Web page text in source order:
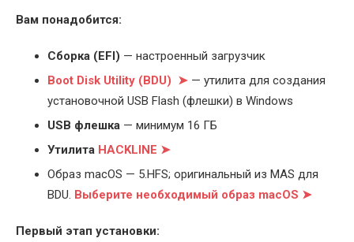
Вам понадобится:
Cборка (EFI) — настроенный загрузчик
Boot Disk Utility (BDU) ➤ — утилита для создания
установочной USB Flash (флешки) в Windows
USB флешка — минимум 16 ГБ
Утилита HACKLINE ➤
Образ macOS — 5.HFS; оригинальный из MAS для
BDU. Выберите необходимый образ macOS ➤
Первый этап установки: